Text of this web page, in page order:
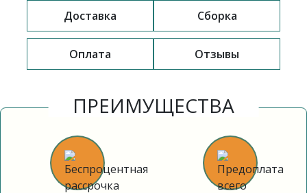
Доставка Сборка
Оплата Отзывы
ПРЕИМУЩЕСТВА